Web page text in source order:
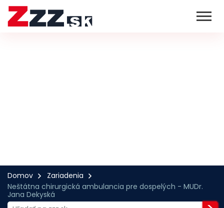
Domov
Zariadenia
Neštátna chirurgická ambulancia pre dospelých - MUDr.
Jana Dekyská